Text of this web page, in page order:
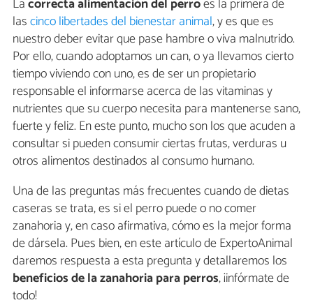
lascinco libertades del bienestar animal, y es que es
nuestro deber evitar que pase hambre o viva malnutrido.
Por ello, cuando adoptamos un can, o ya llevamos cierto
tiempo viviendo con uno, es de ser un propietario
responsable el informarse acerca de las vitaminas y
nutrientes que su cuerpo necesita para mantenerse sano,
fuerte y feliz. En este punto, mucho son los que acuden a
consultar si pueden consumir ciertas frutas, verduras u
otros alimentos destinados al consumo humano.
Una de las preguntas más frecuentes cuando de dietas
caseras se trata, es si el perro puede o no comer
zanahoria y, en caso afirmativa, cómo es la mejor forma
de dársela. Pues bien, en este artículo de ExpertoAnimal
daremos respuesta a esta pregunta y detallaremos los
beneficios de la zanahoria para perros, ¡infórmate de
todo!